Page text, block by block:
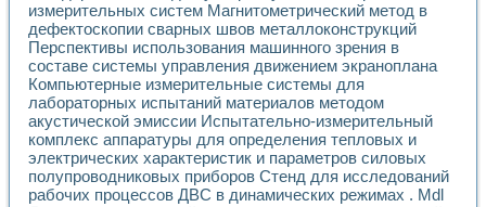
Универсальный стенд для исследования электрических
Лабораторные практикумы по информационно-
Виртуальный измеритель частотных характеристик на
Лабораторный практикум по основам теории Коммутации
Разработка виртуальной лабораторной работы
Виртуальные практикумы по электротехнике в среде
Из опыта внедрения в рамках национального проекта
Исследование эффективности решателей
Опыт разработки LabVIEW лабораторных практикумов
Проблемы повышения качества образования и
измерительных систем Магнитометрический метод в
дефектоскопии сварных швов металлоконструкций
Перспективы использования машинного зрения в
составе системы управления движением экраноплана
Компьютерные измерительные системы для
лабораторных испытаний материалов методом
акустической эмиссии Испытательно-измерительный
комплекс аппаратуры для определения тепловых и
электрических характеристик и параметров силовых
полупроводниковых приборов Стенд для исследований
рабочих процессов ДВС в динамических режимах . Mdl